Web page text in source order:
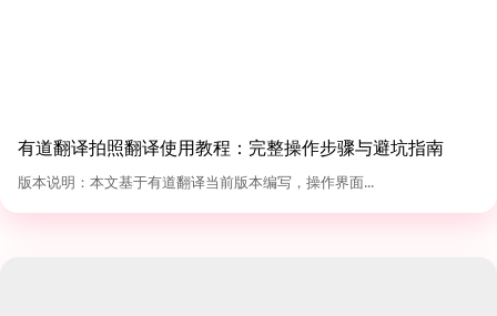
有道翻译拍照翻译使用教程：完整操作步骤与避坑指南
（2026版）
版本说明：本文基于有道翻译当前版本编写，操作界面...